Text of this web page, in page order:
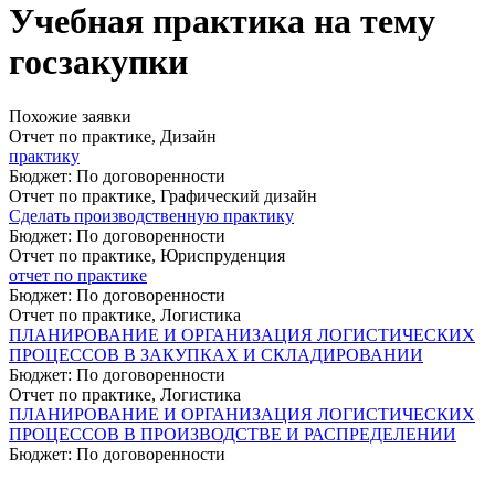
Учебная практика на тему
госзакупки
Похожие заявки
Отчет по практике, Дизайн
практику
Бюджет: По договоренности
Отчет по практике, Графический дизайн
Сделать производственную практику
Бюджет: По договоренности
Отчет по практике, Юриспруденция
отчет по практике
Бюджет: По договоренности
Отчет по практике, Логистика
ПЛАНИРОВАНИЕ И ОРГАНИЗАЦИЯ ЛОГИСТИЧЕСКИХ
ПРОЦЕССОВ В ЗАКУПКАХ И СКЛАДИРОВАНИИ
Бюджет: По договоренности
Отчет по практике, Логистика
ПЛАНИРОВАНИЕ И ОРГАНИЗАЦИЯ ЛОГИСТИЧЕСКИХ
ПРОЦЕССОВ В ПРОИЗВОДСТВЕ И РАСПРЕДЕЛЕНИИ
Бюджет: По договоренности